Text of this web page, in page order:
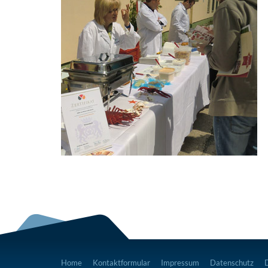
Home Kontaktformular Impressum Datenschutz